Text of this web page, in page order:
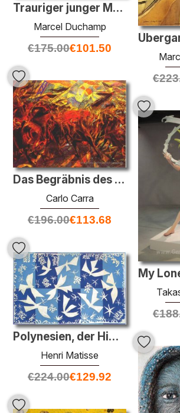
Trauriger junger Mann in einem Zug
Marcel Duchamp
€175.00€101.50
€
Das Begräbnis des Anarchisten Galli
Carlo Carra
€196.00€113.68
€
Polynesien, der Himmel
Henri Matisse
€224.00€129.92